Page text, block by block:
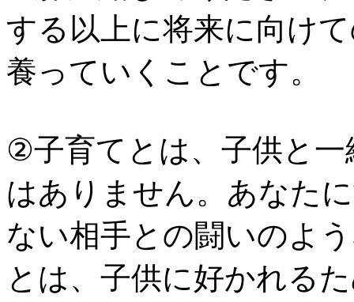
する以上に将来に向け
養っていくことです。
②子育てとは、子供と
はありません。あなた
ない相手との闘いのよ
とは、子供に好かれる